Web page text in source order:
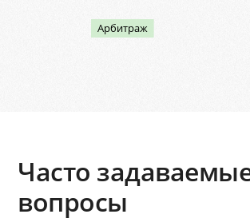
Арбитраж
Часто
вопросы